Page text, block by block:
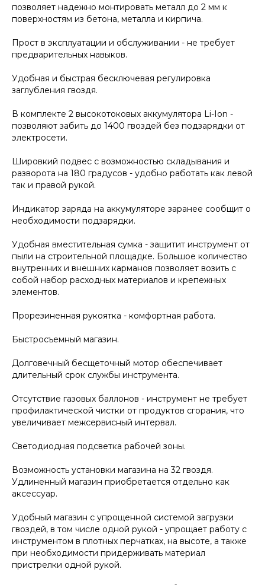
позволяет надежно монтировать металл до 2 мм к
поверхностям из бетона, металла и кирпича.
Прост в эксплуатации и обслуживании - не требует
предварительных навыков.
Удобная и быстрая бесключевая регулировка
заглубления гвоздя.
В комплекте 2 высокотоковых аккумулятора Li-Ion -
позволяют забить до 1400 гвоздей без подзарядки от
электросети.
Шировкий подвес с возможностью складывания и
разворота на 180 градусов - удобно работать как левой
так и правой рукой.
Индикатор заряда на аккумуляторе заранее сообщит о
необходимости подзарядки.
Удобная вместительная сумка - защитит инструмент от
пыли на строительной площадке. Большое количество
внутренних и внешних карманов позволяет возить с
собой набор расходных материалов и крепежных
элементов.
Прорезиненная рукоятка - комфортная работа.
Быстросъемный магазин.
Долговечный бесщеточный мотор обеспечивает
длительный срок службы инструмента.
Отсутствие газовых баллонов - инструмент не требует
профилактической чистки от продуктов сгорания, что
увеличивает межсервисный интервал.
Светодиодная подсветка рабочей зоны.
Возможность установки магазина на 32 гвоздя.
Удлиненный магазин приобретается отдельно как
аксессуар.
Удобный магазин с упрощенной системой загрузки
гвоздей, в том числе одной рукой - упрощает работу с
инструментом в плотных перчатках, на высоте, а также
при необходимости придерживать материал
пристрелки одной рукой.